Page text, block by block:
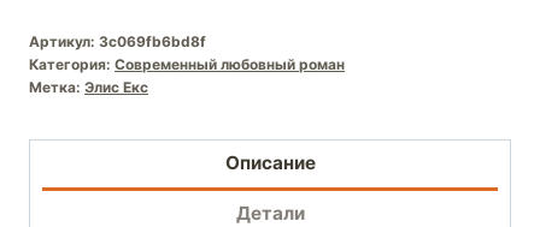
Артикул: 3c069fb6bd8f
Категория: Современный любовный роман
Метка: Элис Екс
Описание
Детали